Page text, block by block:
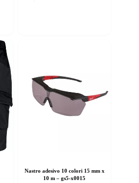
Nastro adesivo 10 colori 15 mm x
10 m – gs5-x0015